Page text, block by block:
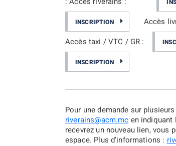
INSCRIPTION Accès
Accès taxi / VTC / GR :
INSCRIPTION
Pour une demande sur
riverains@acm.mc en
recevrez un nouveau lien, vous
espace. Plus d’informations :